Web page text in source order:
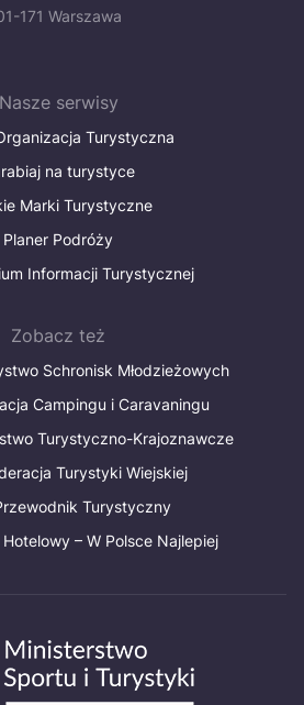
171 Warszawa
Nasze serwisy
Turystyczna
na turystyce
Marki Turystyczne
Planer Podróży
Informacji Turystycznej
Zobacz też
Schronisk Młodzieżowych
Campingu i Caravaningu
Turystyczno-Krajoznawcze
Turystyki Wiejskiej
Turystyczny
– W Polsce Najlepiej